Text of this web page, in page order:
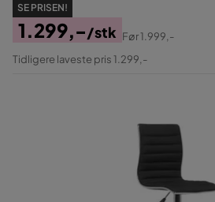
SE PRISEN!
Pris
1.299,-/stk
Original
Før1.999,-
Tidligere laveste pris 1.299,-